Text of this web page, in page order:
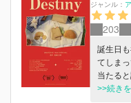
ジャンル：
203
誕生日
てしま
当たる
かに……
>>続き